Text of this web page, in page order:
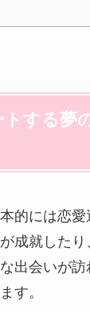
トする夢
的には恋
成就した
出会いが
す。